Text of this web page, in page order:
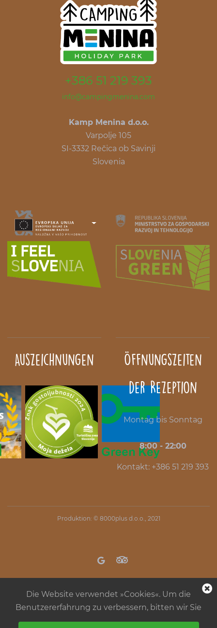
+386 51 219 393
info@campingmenina.com
Kamp Menina d.o.o.
Varpolje 105
SI-3332 Rečica ob Savinji
Slovenia
Auszeichnungen
Öffnungszeiten
der Rezeption
Montag bis Sonntag
8:00 - 22:00
Kontakt: +386 51 219 393
Produktion: © 8000plus d.o.o. , 2021
Die Website verwendet »Cookies«. Um die
Benutzererfahrung zu verbessern, bitten wir Sie